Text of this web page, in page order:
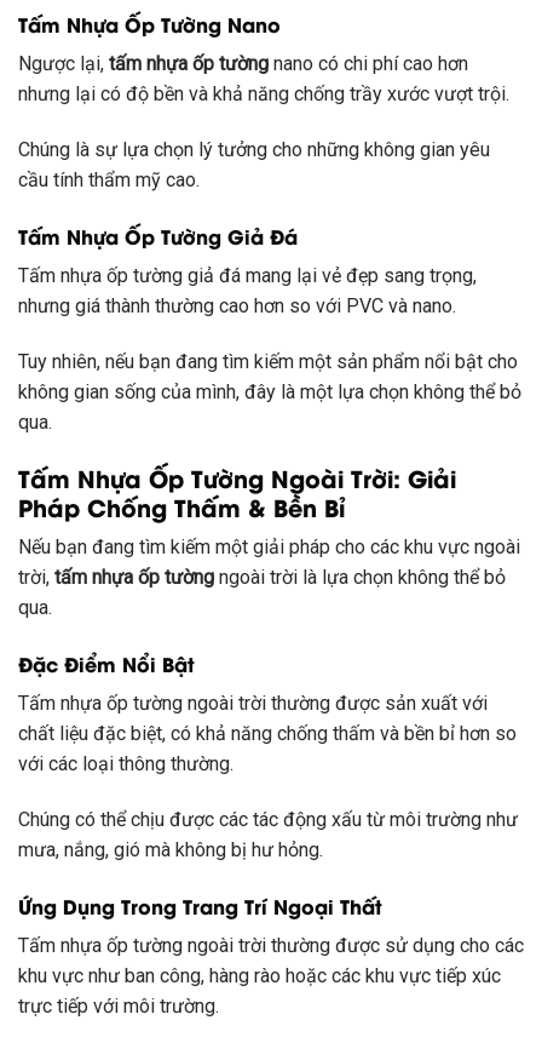
Tấm Nhựa Ốp Tường Nano
Ngược lại, tấm nhựa ốp tường nano có chi phí cao hơn
nhưng lại có độ bền và khả năng chống trầy xước vượt trội.
Chúng là sự lựa chọn lý tưởng cho những không gian yêu
cầu tính thẩm mỹ cao.
Tấm Nhựa Ốp Tường Giả Đá
Tấm nhựa ốp tường giả đá mang lại vẻ đẹp sang trọng,
nhưng giá thành thường cao hơn so với PVC và nano.
Tuy nhiên, nếu bạn đang tìm kiếm một sản phẩm nổi bật cho
không gian sống của mình, đây là một lựa chọn không thể bỏ
qua.
Tấm Nhựa Ốp Tường Ngoài Trời: Giải
Pháp Chống Thấm & Bền Bỉ
Nếu bạn đang tìm kiếm một giải pháp cho các khu vực ngoài
trời, tấm nhựa ốp tường ngoài trời là lựa chọn không thể bỏ
qua.
Đặc Điểm Nổi Bật
Tấm nhựa ốp tường ngoài trời thường được sản xuất với
chất liệu đặc biệt, có khả năng chống thấm và bền bỉ hơn so
với các loại thông thường.
Chúng có thể chịu được các tác động xấu từ môi trường như
mưa, nắng, gió mà không bị hư hỏng.
Ứng Dụng Trong Trang Trí Ngoại Thất
Tấm nhựa ốp tường ngoài trời thường được sử dụng cho các
khu vực như ban công, hàng rào hoặc các khu vực tiếp xúc
trực tiếp với môi trường.